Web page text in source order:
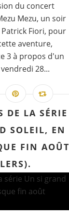
du concert
Mezu, un soir
Fiori, pour
aventure,
3 à propos d'un
28...
DE LA SÉRIE
SOLEIL, EN
FIN AOÛT